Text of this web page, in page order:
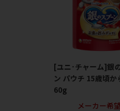
[ユニ･チャーム]銀
ン パウチ 15歳頃か
60g
メーカー希